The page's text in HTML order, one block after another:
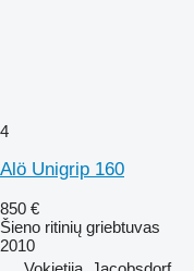
4
Alö Unigrip 160
850 €
Šieno ritinių griebtuvas
2010